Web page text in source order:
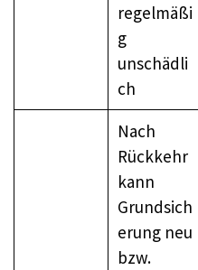
regelmäßi
g
unschädli
ch
Nach
Rückkehr
kann
Grundsich
erung neu
bzw.